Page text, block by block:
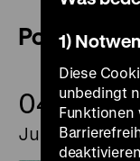
04.
Juli
04.
Juli
1)
Diese
unbedingt
Funktionen